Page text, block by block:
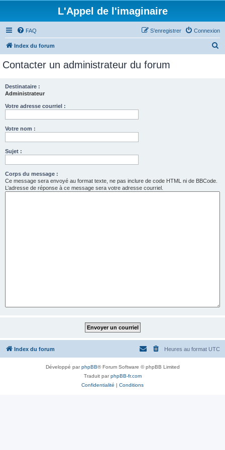
L'Appel de l'imaginaire
FAQ Connexion
S’enregistrer
Index du forum
Contacter un administrateur du forum
Destinataire :
Administrateur
Votre adresse courriel :
Votre nom :
Sujet :
Corps du message :
Ce message sera envoyé au format texte, ne pas inclure de code HTML ni de BBCode.
L’adresse de réponse à ce message sera votre adresse courriel.
Index du forum Heures au format UTC
Développé parphpBB® Forum Software © phpBB Limited
Traduit parphpBB-fr.com
Confidentialité | Conditions